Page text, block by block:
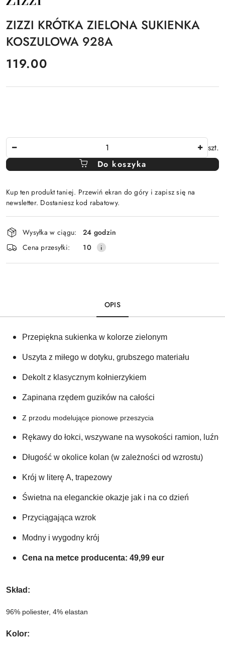
PRODUCENTA:
ZIZZI KRÓTKA ZIELONA SUKIENKA
KOSZULOWA 928A
cena:
119.00
szt.
Do koszyka
Kup ten produkt taniej. Przewiń ekran do góry i zapisz się na
newsletter. Dostaniesz kod rabatowy.
Dostępność
i
dostawa
Wysyłka w ciągu:
24 godzin
Cena przesyłki:
10
OPIS
Przepiękna sukienka w kolorze zielonym
Uszyta z miłego w dotyku, grubszego materiału
Dekolt z klasycznym kołnierzykiem
Zapinana rzędem guzików na całości
Z przodu modelujące pionowe przeszycia
Rękawy do łokci, wszywane na wysokości ramion, luźne
Długość w okolice kolan (w zależności od wzrostu)
Krój w literę A, trapezowy
Świetna na eleganckie okazje jak i na co dzień
Przyciągająca wzrok
Modny i wygodny krój
Cena na metce producenta: 49,99 eur
Skład:
96% poliester, 4% elastan
Kolor: